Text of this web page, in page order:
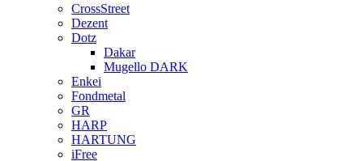
CrossStreet
Dezent
Dotz
Dakar
Mugello DARK
Enkei
Fondmetal
GR
HARP
HARTUNG
iFree